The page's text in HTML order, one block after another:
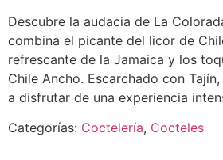
Descubre la audacia de La
combina el picante del licor de
refrescante de la Jamaica y los
Chile Ancho. Escarchado con
a disfrutar de una experiencia
Categorías: Coctelería, Cocteles